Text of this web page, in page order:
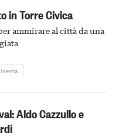
in Torre Civica
ammirare al città da una
Aldo Cazzullo e